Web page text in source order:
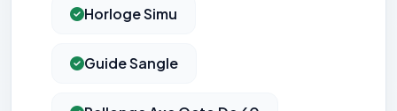
Horloge Simu
Guide Sangle